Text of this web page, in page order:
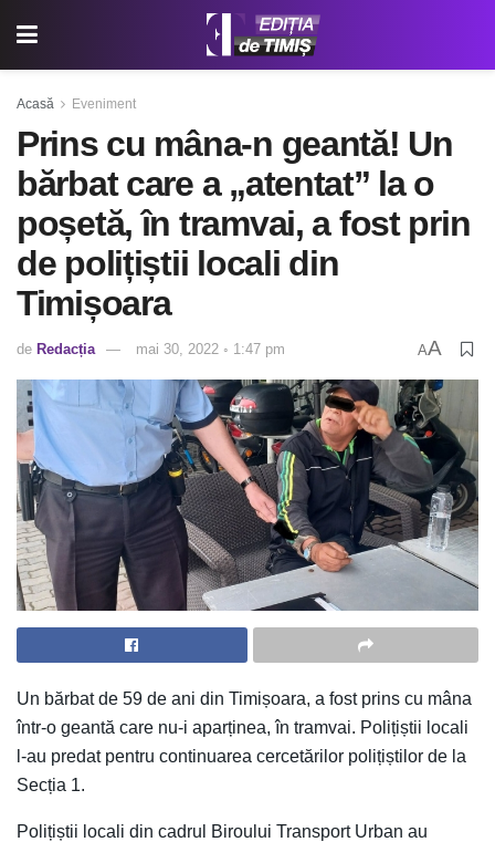
Acasă Eveniment
Prins cu mâna-n geantă! Un
bărbat care a „atentat” la o
poșetă, în tramvai, a fost prin
de polițiștii locali din
Timișoara
de Redacția mai 30, 2022 ◦ 1:47 pm AA
Un bărbat de 59 de ani din Timișoara, a fost prins cu mâna
într-o geantă care nu-i aparținea, în tramvai. Polițiștii locali
l-au predat pentru continuarea cercetărilor polițiștilor de la
Secția 1.
Polițiștii locali din cadrul Biroului Transport Urban au